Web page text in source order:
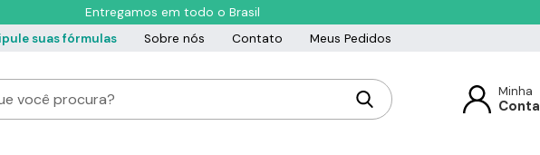
Entregamos em todo o Brasil
suas fórmulas
Sobre nós Contato Meus Pedidos
Minha
Conta